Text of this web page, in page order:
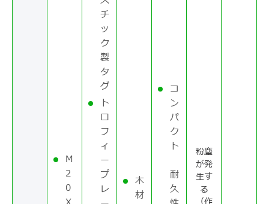
M
2
0
チ
ッ
ク
製
タ
グ
ト
ロ
フ
ィ
ー
プ
レ
木
材
コ
ン
パ
ク
ト
耐
久
粉塵
が発
生す
る